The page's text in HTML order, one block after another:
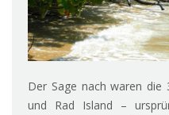
Der Sage nach waren
und Rad Island –